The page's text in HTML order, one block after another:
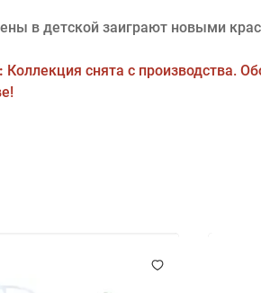
в детской заиграют новыми
Коллекция снята с производства.